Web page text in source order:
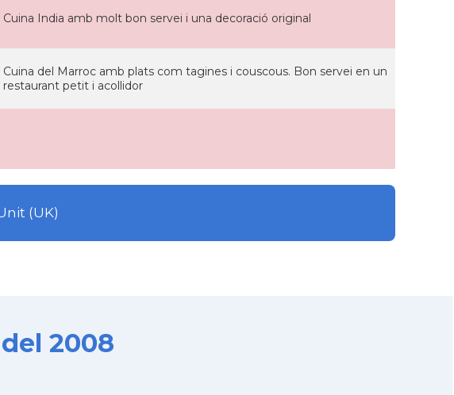
Cuina India amb molt bon servei i una decoració original
Cuina del Marroc amb plats com tagines i couscous. Bon servei en un
restaurant petit i acollidor
(UK)
2008